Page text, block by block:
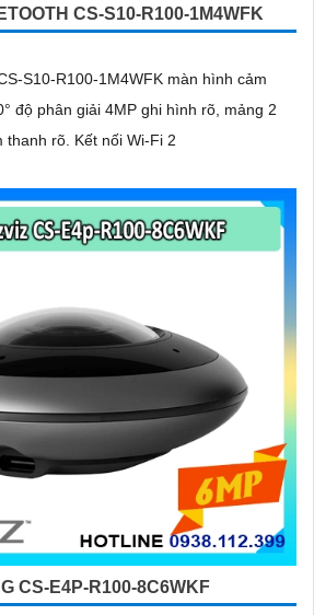
CS-S10-R100-1M4WFK
S10-R100-1M4WFK màn hình cảm
độ phân giải 4MP ghi hình rõ, mảng 2
micrô và loa 3W cho âm thanh rõ. Kết nối Wi-Fi 2
CS-E4P-R100-8C6WKF